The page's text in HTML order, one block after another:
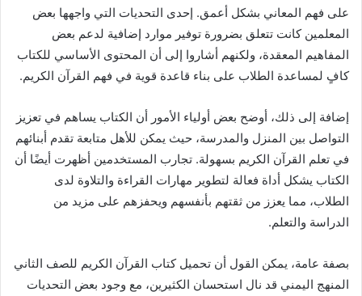
على فهم المعاني بشكل أعمق. إحدى التحديات التي واجهها بعض
المعلمين كانت تتعلق بضرورة توفير موارد إضافية لدعم بعض
المفاهيم المعقدة، ولكنهم أشاروا إلى أن المحتوى الأساسي للكتاب
كافٍ لمساعدة الطلاب على بناء قاعدة قوية في فهم القرآن الكريم.
إضافة إلى ذلك، أوضح بعض أولياء الأمور أن الكتاب يساهم في تعزيز
التواصل بين المنزل والمدرسة، حيث يمكن للأهل متابعة تقدم أبنائهم
في تعلم القرآن الكريم بسهولة. تجارب المستخدمين أظهرت أيضًا أن
الكتاب يشكل أداة فعالة لتطوير مهارات القراءة والتلاوة لدى
الطلاب، مما يعزز من ثقتهم بأنفسهم ويحفزهم على مزيد من
الدراسة والتعلم.
بصفة عامة، يمكن القول أن تحميل كتاب القرآن الكريم للصف الثاني
المنهج اليمني قد نال استحسان الكثيرين، مع وجود بعض التحديات